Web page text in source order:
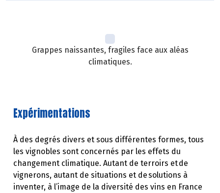
Grappes naissantes, fragiles face aux aléas
climatiques.
Expérimentations
À des degrés divers et sous différentes formes, tous
les vignobles sont concernés par les effets du
changement climatique. Autant de terroirs et de
vignerons, autant de situations et de solutions à
inventer, à l’image de la diversité des vins en France